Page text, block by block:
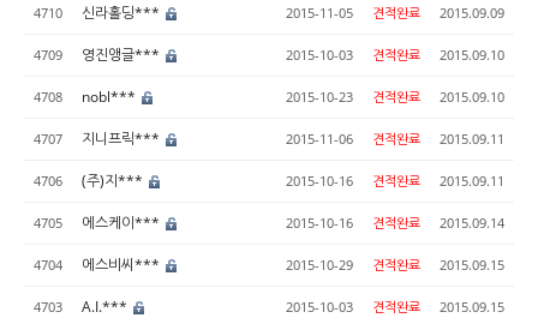
4710 신라홀딩*** 2015-11-05 견적완료 2015.09.09
4709 영진앵글*** 2015-10-03 견적완료 2015.09.10
4708 nobl*** 2015-10-23 견적완료 2015.09.10
4707 지니프릭*** 2015-11-06 견적완료 2015.09.11
4706 (주)지*** 2015-10-16 견적완료 2015.09.11
4705 에스케이*** 2015-10-16 견적완료 2015.09.14
4704 에스비씨*** 2015-10-29 견적완료 2015.09.15
4703 A.I.*** 2015-10-03 견적완료 2015.09.15